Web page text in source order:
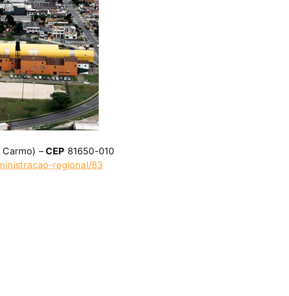
–CEP 81650-010
regional/83